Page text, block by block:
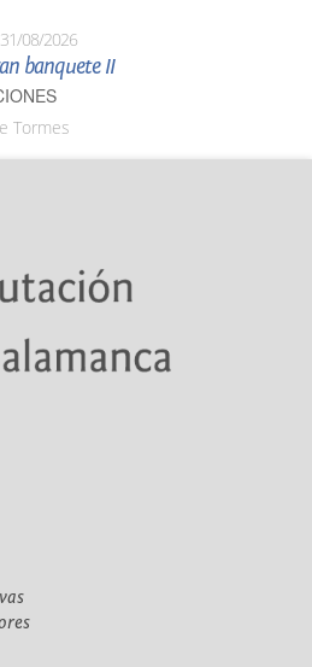
31/08/2026
banquete II
Tormes